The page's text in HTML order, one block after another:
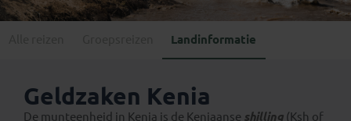
Landinformatie
Geldzaken Kenia
De munteenheid in Kenia is de Keniaanse shilling (Ksh of